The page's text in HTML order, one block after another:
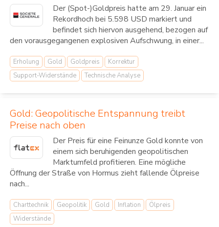
Der (Spot-)Goldpreis hatte am 29. Januar ein
Rekordhoch bei 5.598 USD markiert und
befindet sich hiervon ausgehend, bezogen auf
den vorausgegangenen explosiven Aufschwung, in einer...
Erholung Gold Goldpreis
Korrektur
Support-Widerstände
Technische Analyse
Gold: Geopolitische Entspannung treibt
Preise nach oben
Der Preis für eine Feinunze Gold konnte von
einem sich beruhigenden geopolitischen
Marktumfeld profitieren. Eine mögliche
Öffnung der Straße von Hormus zieht fallende Ölpreise
nach...
Charttechnik Geopolitik Gold Inflation
Ölpreis
Widerstände